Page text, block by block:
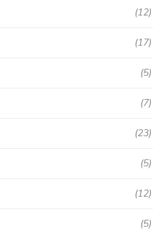
(12)
(17)
(5)
(7)
(23)
(5)
(12)
(5)